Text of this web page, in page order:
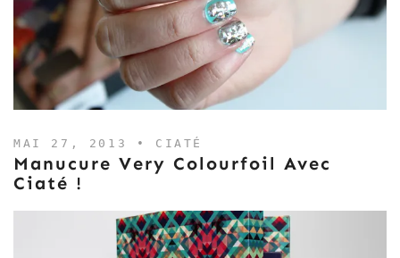
MAI 27, 2013 • CIATÉ
Manucure Very Colourfoil Avec
Ciaté !